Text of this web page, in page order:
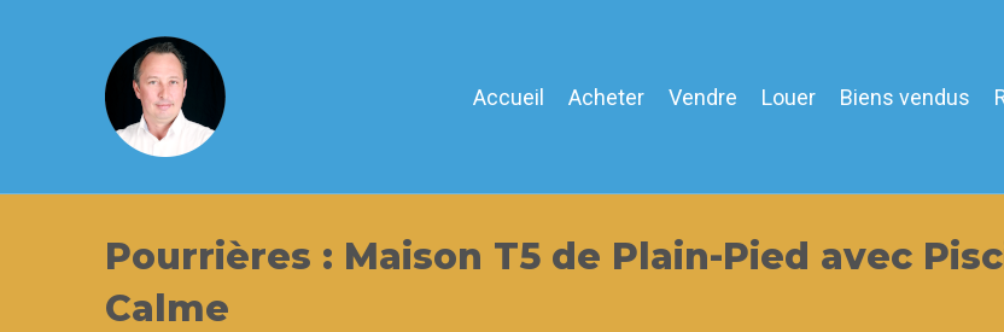
Accueil Acheter Vendre Louer Biens vendus
Pourrières : Maison T5 de Plain-Pied avec
Calme